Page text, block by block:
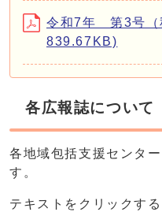
令和7年 第3号（
839.67KB)
各広報誌について
各地域包括支援センタ
す。
テキストをクリックす